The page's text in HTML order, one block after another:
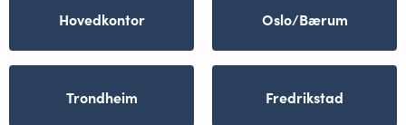
Hovedkontor Oslo/Bærum
Trondheim Fredrikstad